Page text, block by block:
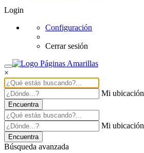
Login
Configuración
Cerrar sesión
×
Mi ubicación
Encuentra
Mi ubicación
Encuentra
Búsqueda avanzada